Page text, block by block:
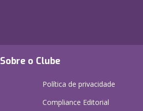
Sobre o Clube
Política de privacidade
Compliance Editorial